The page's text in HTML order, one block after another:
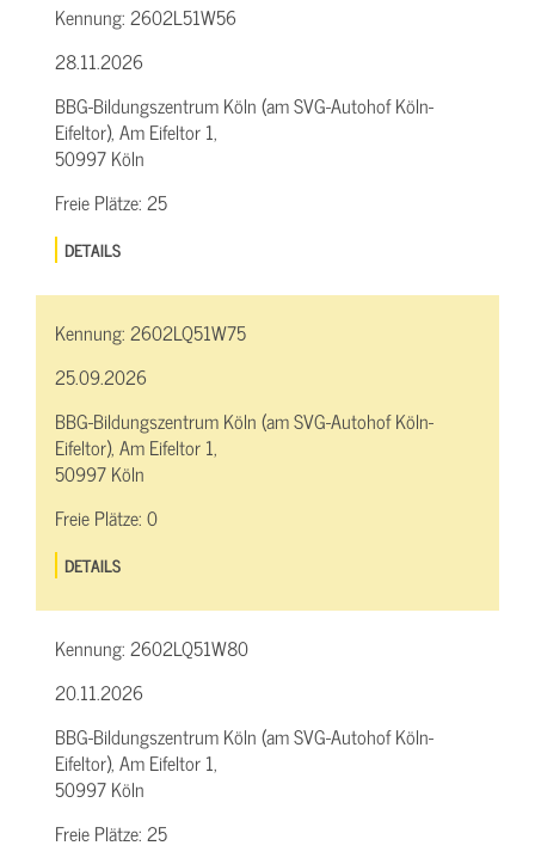
Kennung:2602L51W56
28.11.2026
BBG-Bildungszentrum Köln (am SVG-Autohof Köln-
Eifeltor), Am Eifeltor 1,
50997 Köln
Freie Plätze:25
DETAILS
Kennung:2602LQ51W75
25.09.2026
BBG-Bildungszentrum Köln (am SVG-Autohof Köln-
Eifeltor), Am Eifeltor 1,
50997 Köln
Freie Plätze:0
DETAILS
Kennung:2602LQ51W80
20.11.2026
BBG-Bildungszentrum Köln (am SVG-Autohof Köln-
Eifeltor), Am Eifeltor 1,
50997 Köln
Freie Plätze:25